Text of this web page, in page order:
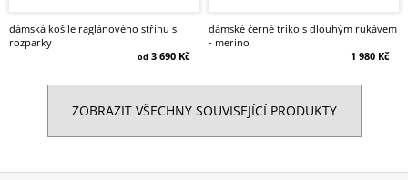
dámská košile raglánového střihu s
rozparky
od 3 690 Kč
dámské černé triko s dlouhým rukávem
- merino
1 980 Kč
ZOBRAZIT VŠECHNY SOUVISEJÍCÍ PRODUKTY